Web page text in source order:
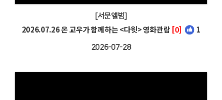
[서문앨범]
2026.07.26 온 교우가 함께하는 <다윗> 영화관람 [0] 1
2026-07-28